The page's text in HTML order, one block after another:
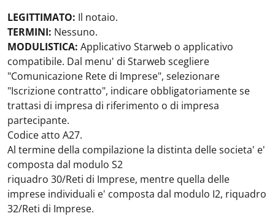
LEGITTIMATO: Il notaio.
TERMINI: Nessuno.
MODULISTICA: Applicativo Starweb o applicativo
compatibile. Dal menu' di Starweb scegliere
"Comunicazione Rete di Imprese", selezionare
"Iscrizione contratto", indicare obbligatoriamente se
trattasi di impresa di riferimento o di impresa
partecipante.
Codice atto A27.
Al termine della compilazione la distinta delle societa' e'
composta dal modulo S2
riquadro 30/Reti di Imprese, mentre quella delle
imprese individuali e' composta dal modulo I2, riquadro
32/Reti di Imprese.